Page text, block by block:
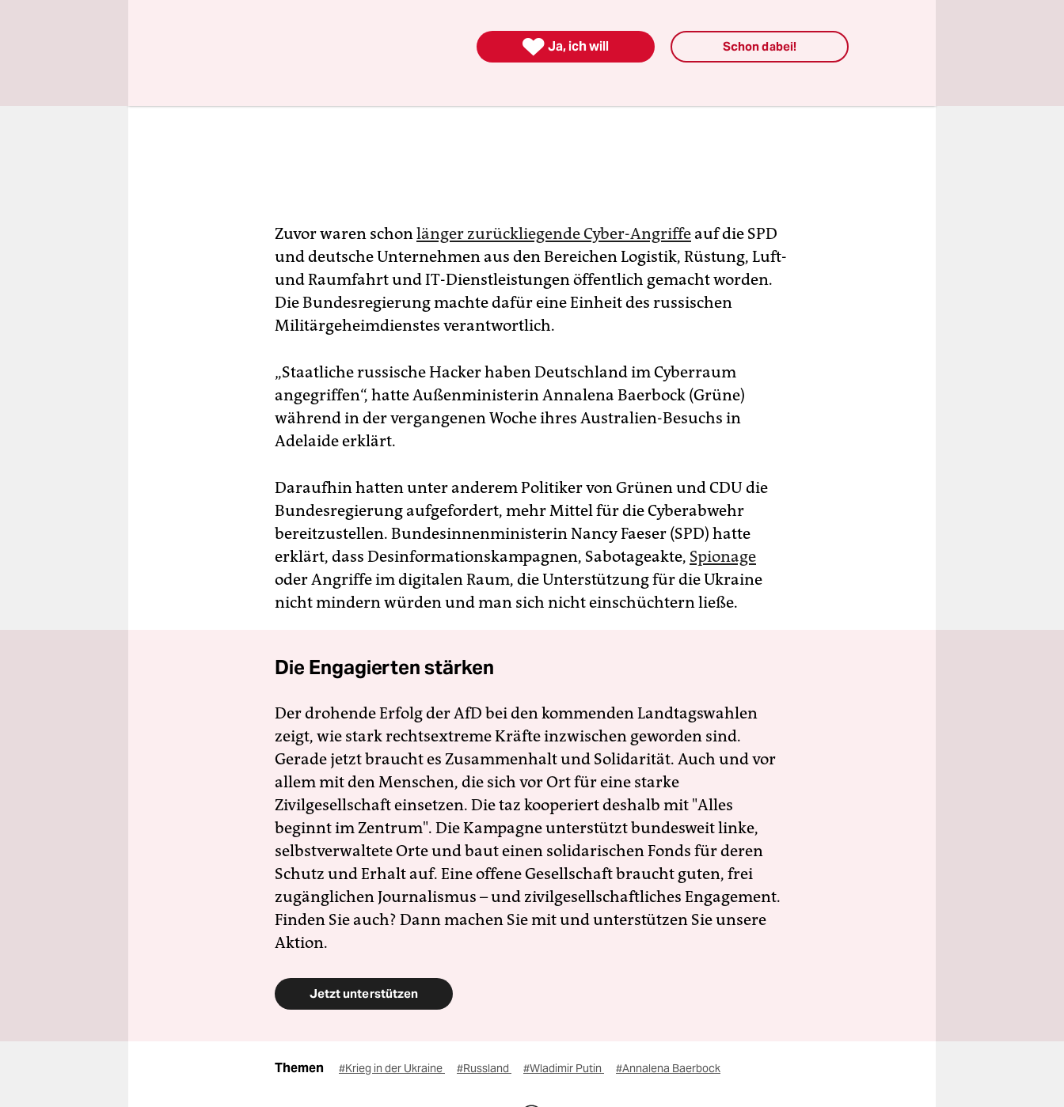
Zuvor waren schonlänger zurückliegende Cyber-Angriffeauf die SPD
und deutsche Unternehmen aus den Bereichen Logistik, Rüstung, Luft-
und Raumfahrt und IT-Dienstleistungen öffentlich gemacht worden.
Die Bundesregierung machte dafür eine Einheit des russischen
Militärgeheimdienstes verantwortlich.
„Staatliche russische Hacker haben Deutschland im Cyberraum
angegriffen“, hatte Außenministerin Annalena Baerbock (Grüne)
während in der vergangenen Woche ihres Australien-Besuchs in
Adelaide erklärt.
Daraufhin hatten unter anderem Politiker von Grünen und CDU die
Bundesregierung aufgefordert, mehr Mittel für die Cyberabwehr
bereitzustellen. Bundesinnenministerin Nancy Faeser (SPD) hatte
erklärt, dass Desinformationskampagnen, Sabotageakte, Spionage
oder Angriffe im digitalen Raum, die Unterstützung für die Ukraine
nicht mindern würden und man sich nicht einschüchtern ließe.
Die Engagierten stärken
Der drohende Erfolg der AfD bei den kommenden Landtagswahlen
zeigt, wie stark rechtsextreme Kräfte inzwischen geworden sind.
Gerade jetzt braucht es Zusammenhalt und Solidarität. Auch und vor
allem mit den Menschen, die sich vor Ort für eine starke
Zivilgesellschaft einsetzen. Die taz kooperiert deshalb mit "Alles
beginnt im Zentrum". Die Kampagne unterstützt bundesweit linke,
selbstverwaltete Orte und baut einen solidarischen Fonds für deren
Schutz und Erhalt auf. Eine offene Gesellschaft braucht guten, frei
zugänglichen Journalismus – und zivilgesellschaftliches Engagement.
Finden Sie auch? Dann machen Sie mit und unterstützen Sie unsere
Aktion.
Jetzt unterstützen
Themen #Krieg in der Ukraine #Russland #Wladimir Putin #Annalena Baerbock
 Ja, ich will Schon dabei!